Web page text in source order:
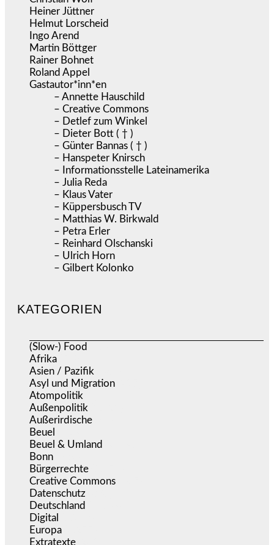
Heiner Jüttner
Helmut Lorscheid
Ingo Arend
Martin Böttger
Rainer Bohnet
Roland Appel
Gastautor*inn*en
– Annette Hauschild
– Creative Commons
– Detlef zum Winkel
– Dieter Bott ( † )
– Günter Bannas ( † )
– Hanspeter Knirsch
– Informationsstelle Lateinamerika
– Julia Reda
– Klaus Vater
– Küppersbusch TV
– Matthias W. Birkwald
– Petra Erler
– Reinhard Olschanski
– Ulrich Horn
– Gilbert Kolonko
KATEGORIEN
(Slow-) Food
Afrika
Asien / Pazifik
Asyl und Migration
Atompolitik
Außenpolitik
Außerirdische
Beuel
Beuel & Umland
Bonn
Bürgerrechte
Creative Commons
Datenschutz
Deutschland
Digital
Europa
Extratexte